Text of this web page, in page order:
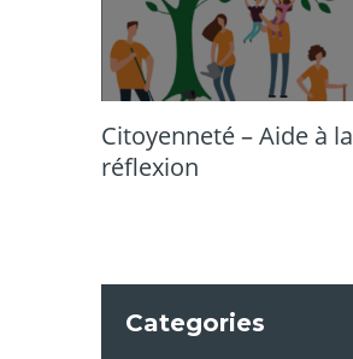
Citoyenneté – Aide à la
réflexion
Categories